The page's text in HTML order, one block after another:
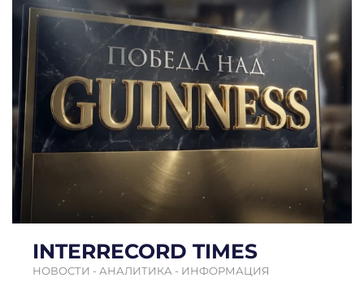
INTERRECORD TIMES
НОВОСТИ - АНАЛИТИКА - ИНФОРМАЦИЯ